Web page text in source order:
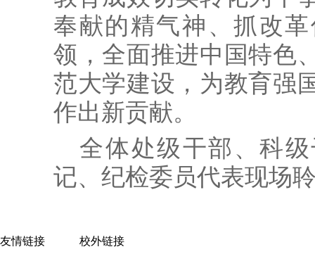
奉献的精气神、抓改
领，全面推进中国特色
范大学建设，为教育强
作出新贡献。
全体处级干部、科
记、纪检委员代表现场
友情链接 校外链接